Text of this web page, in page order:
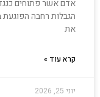
אדם אשר פתוחים
הגבלות רחבה הפוגעת
את
קרא עוד »
יוני 25, 2026